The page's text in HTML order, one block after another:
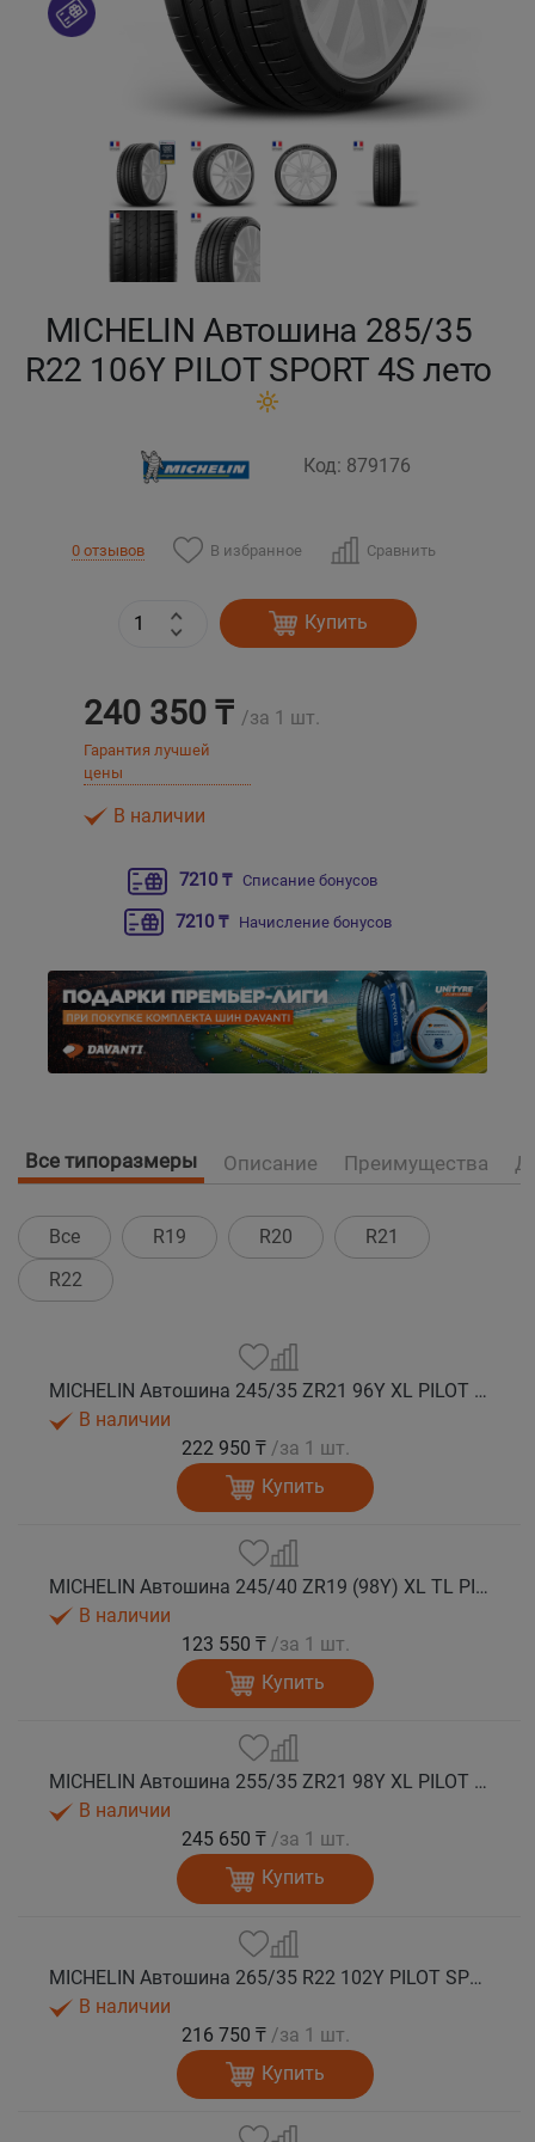
MICHELIN Автошина 285/35
R22 106Y PILOT SPORT 4S лето
Код: 879176
0 отзывов В избранное Сравнить
Купить
240 350 ₸ /за 1 шт.
Гарантия лучшей
цены
В наличии
7210 ₸ Списание бонусов
7210 ₸ Начисление бонусов
Все типоразмеры Описание Преимущества
Все R19 R20
R21
R22
MICHELIN Автошина 245/35 ZR21 96Y XL PILOT SPORT 4S ACOUSTIC T0 лето
В наличии
222 950 ₸ /за 1 шт.
Купить
MICHELIN Автошина 245/40 ZR19 (98Y) XL TL PILOT SPORT 4 S MO1 лето
В наличии
123 550 ₸ /за 1 шт.
Купить
MICHELIN Автошина 255/35 ZR21 98Y XL PILOT SPORT 4S лето
В наличии
245 650 ₸ /за 1 шт.
Купить
MICHELIN Автошина 265/35 R22 102Y PILOT SPORT 4S лето
В наличии
216 750 ₸ /за 1 шт.
Купить
Кокшетау
Кызылорда
Павлодар
Петропавловск
Семей
Шымкент
Экибастуз